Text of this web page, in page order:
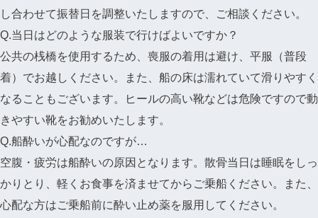
し合わせて振替日を調整いたしますので、ご相談ください。
Q.当日はどのような服装で行けばよいですか？
公共の桟橋を使用するため、喪服の着用は避け、平服（普段
着）でお越しください。また、船の床は濡れていて滑りやすく
なることもございます。ヒールの高い靴などは危険ですので動
きやすい靴をお勧めいたします。
Q.船酔いが心配なのですが…
空腹・疲労は船酔いの原因となります。散骨当日は睡眠をしっ
かりとり、軽くお食事を済ませてからご乗船ください。また、
心配な方はご乗船前に酔い止め薬を服用してください。